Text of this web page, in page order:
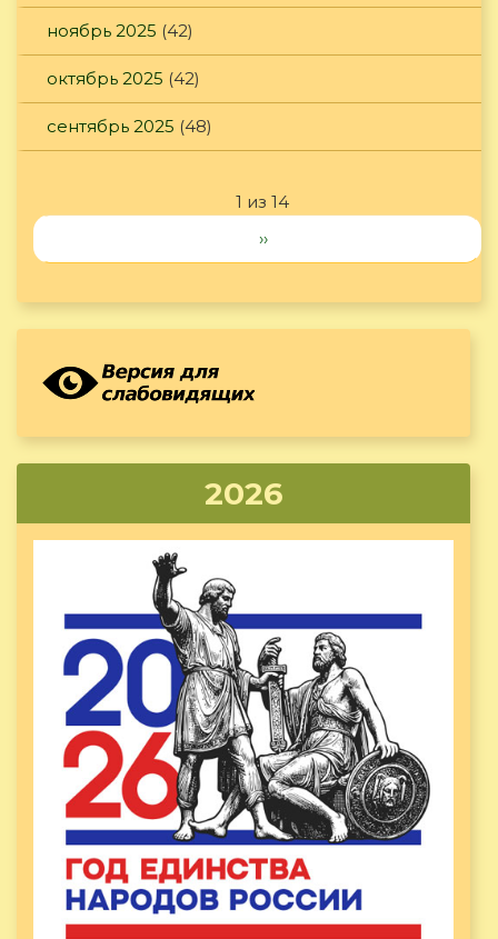
ноябрь 2025 (42)
октябрь 2025 (42)
сентябрь 2025 (48)
1 из 14
››
2026